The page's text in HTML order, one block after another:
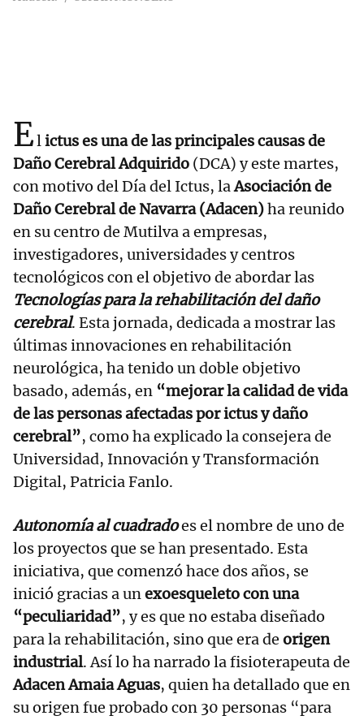
Elictus es una de las principales causas de
Daño Cerebral Adquirido (DCA) y este martes,
con motivo del Día del Ictus, laAsociación de
Daño Cerebral de Navarra (Adacen)ha reunido
en su centro de Mutilva a empresas,
investigadores, universidades y centros
tecnológicos con el objetivo de abordar las
Tecnologías para la rehabilitación del daño
cerebral. Esta jornada, dedicada a mostrar las
últimas innovaciones en rehabilitación
neurológica, ha tenido un doble objetivo
basado, además, en “mejorar la calidad de vida
de las personas afectadas por ictus y daño
cerebral”, como ha explicado la consejera de
Universidad, Innovación y Transformación
Digital, Patricia Fanlo.
Autonomía al cuadradoes el nombre de uno de
los proyectos que se han presentado. Esta
iniciativa, que comenzó hace dos años, se
inició gracias a unexoesqueleto con una
“peculiaridad”, y es que no estaba diseñado
para la rehabilitación, sino que era de origen
industrial. Así lo ha narrado la fisioterapeuta de
Adacen Amaia Aguas, quien ha detallado que en
su origen fue probado con 30 personas “para